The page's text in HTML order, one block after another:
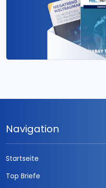
Navigation
Startseite
Top Briefe